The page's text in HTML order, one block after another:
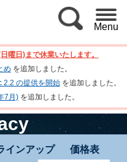
Menu
曜日)まで休業いたします。
め を追加しました。
2.2 の提供を開始を追加しました。
7月)を追加しました。
インアップ
価格表